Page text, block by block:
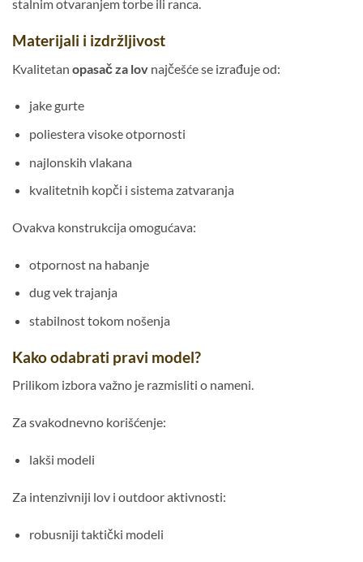
stalnim otvaranjem torbe ili ranca.
Materijali i izdržljivost
Kvalitetan opasač za lov najčešće se izrađuje od:
jake gurte
poliestera visoke otpornosti
najlonskih vlakana
kvalitetnih kopči i sistema zatvaranja
Ovakva konstrukcija omogućava:
otpornost na habanje
dug vek trajanja
stabilnost tokom nošenja
Kako odabrati pravi model?
Prilikom izbora važno je razmisliti o nameni.
Za svakodnevno korišćenje:
lakši modeli
Za intenzivniji lov i outdoor aktivnosti:
robusniji taktički modeli